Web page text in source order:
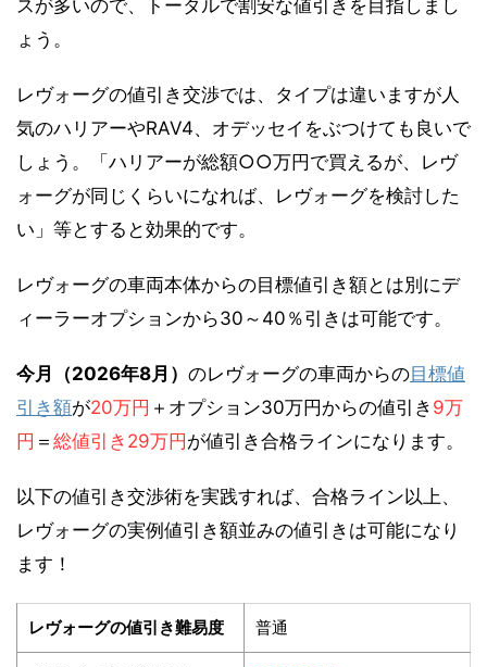
スが多いので、トータルで割安な値引きを目指しまし
ょう。
レヴォーグの値引き交渉では、タイプは違いますが人
気のハリアーやRAV4、オデッセイをぶつけても良いで
しょう。「ハリアーが総額○○万円で買えるが、レヴ
ォーグが同じくらいになれば、レヴォーグを検討した
い」等とすると効果的です。
レヴォーグの車両本体からの目標値引き額とは別にデ
ィーラーオプションから30～40％引きは可能です。
今月（2026年8月） のレヴォーグの車両からの目標値
引き額が20万円 ＋オプション30万円からの値引き 9万
円 ＝ 総値引き29万円 が値引き合格ラインになります。
以下の値引き交渉術を実践すれば、合格ライン以上、
レヴォーグの実例値引き額並みの値引きは可能になり
ます！
レヴォーグの値引き難易度 普通